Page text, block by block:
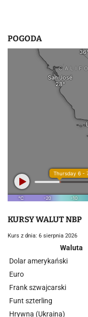
POGODA
KURSY WALUT NBP
Kurs z dnia: 6 sierpnia 2026
Waluta
Dolar amerykański
Euro
Frank szwajcarski
Funt szterling
Hrywna (Ukraina)